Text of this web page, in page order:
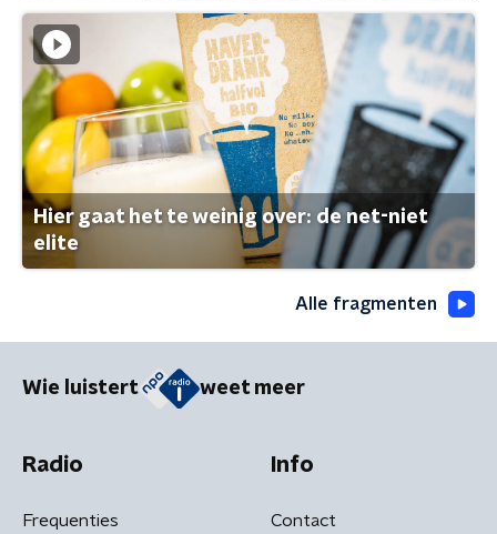
Hier gaat het te weinig over: de net-niet
elite
Alle fragmenten
Wie luistert weet meer
Radio
Frequenties
Info
Contact